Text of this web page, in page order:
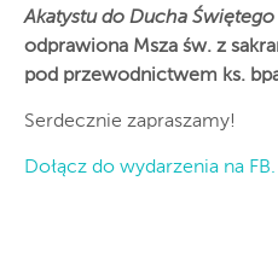
Akatystu do Ducha Świętego
odprawiona Msza św. z
pod przewodnictwem ks.
Serdecznie zapraszamy!
Dołącz do wydarzenia na FB.